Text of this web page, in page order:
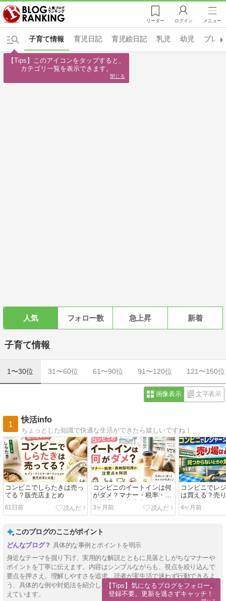
リーダー ログイン メニュー
育児日記 育児絵日記 乳児 幼児 プレ
子育て情報
人気 フォロー数 急上昇 新着
子育て情報
1〜30位 31〜60位 61〜90位 91〜120位 121〜150位
画像表示 文字表示
1
快活info
ちょっとした知識で快適な生活ができたら嬉しいですね！
コンビニでしらたきは売っ
てる？販売店まとめ
61日前
コンビニのイートインは何
がダメ？マナー・税率・長
時間利用の注意点を解説
3ヶ月前
コンビニでレ
は買える？売
見つからない
まで解説
4ヶ月前
このブログのここがポイント
具体的な事例とポイントを明示
身近なテーマを掘り下げ、実用的な解説とともに見落としがちなマナーや
ポイントを丁寧に伝えます。内容はシンプルながらも、視点を絞り込んで
要点を押さえ、理解しやすさを追求。読者が実生活で迷わず行動できるよ
う、具体的な例や対処法を紹介しており、情報の信頼性と有益性を兼ね備
えています。
【Tips】このアイコンをタップすると、
カテゴリ一覧を表示できます。
閉じる
【Tips】気になるブログをフォロー。
登録不要。更新を逃さずキャッチ！